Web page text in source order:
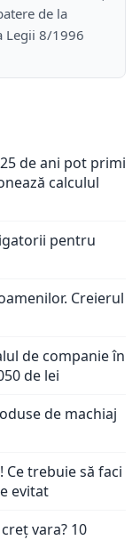
de la
Legii 8/1996
de ani pot primi
calculul
pentru
Creierul
de companie în
de lei
de machiaj
trebuie să faci
evitat
vara? 10